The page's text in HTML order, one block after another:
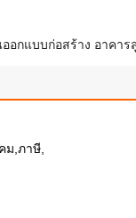
อกแบบก่อสร้าง อาคา
ม,ภาษี,